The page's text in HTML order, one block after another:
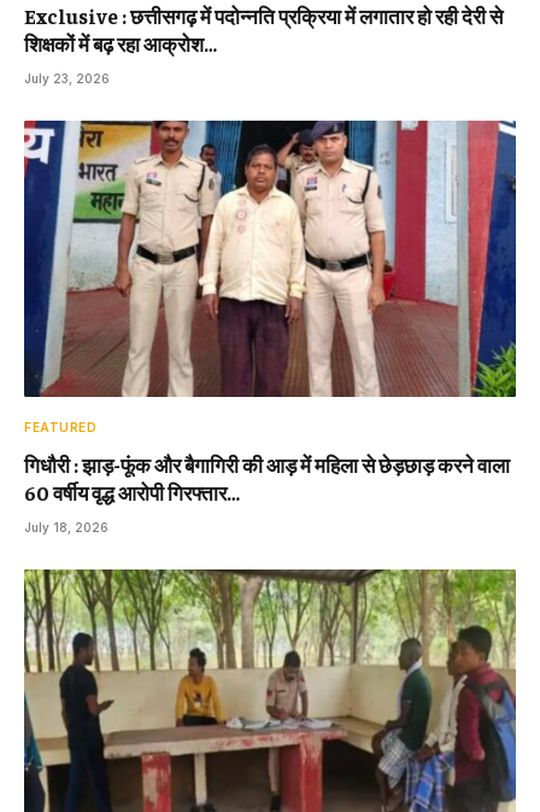
Exclusive : छत्तीसगढ़ में पदोन्नति प्रक्रिया में लगातार हो रही देरी से
शिक्षकों में बढ़ रहा आक्रोश…
July 23, 2026
FEATURED
गिधौरी : झाड़-फूंक और बैगागिरी की आड़ में महिला से छेड़छाड़ करने वाला
60 वर्षीय वृद्ध आरोपी गिरफ्तार…
July 18, 2026